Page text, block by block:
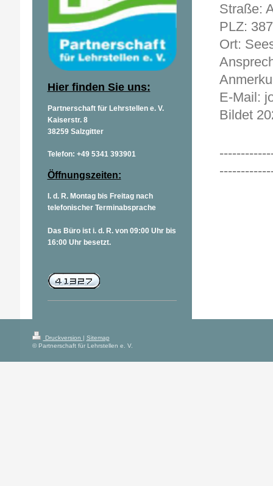
Straße:
PLZ:
Ort:
E-Mail:
Bildet
Hier finden Sie uns:
Partnerschaft für Lehrstellen e. V.
Kaiserstr. 8
38259 Salzgitter
Telefon: +49 5341 393901
Öffnungszeiten:
I. d. R. Montag bis Freitag nach
telefonischer Terminabsprache
Das Büro ist i. d. R. von 09:00 Uhr bis
16:00 Uhr besetzt.
Druckversion | Sitemap
© Partnerschaft für Lehrstellen e. V.